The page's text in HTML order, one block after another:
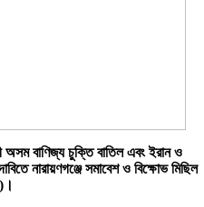
অসম বাণিজ্য চুক্তি বাতিল এবং ইরান ও
নারায়ণগঞ্জে সমাবেশ ও বিক্ষোভ মিছিল